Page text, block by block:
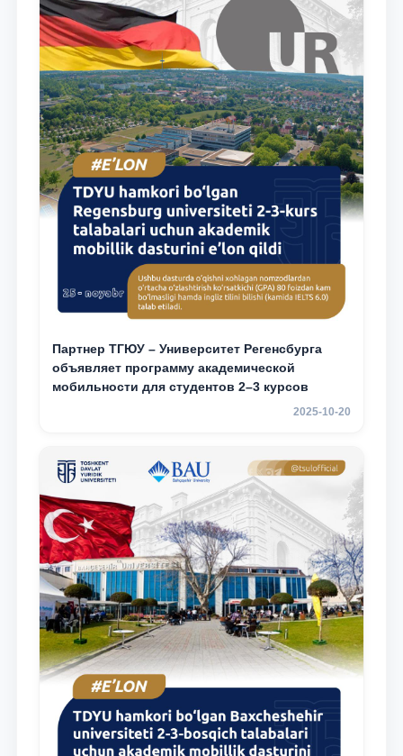
Партнер ТГЮУ – Университет Регенсбурга
объявляет программу академической
мобильности для студентов 2–3 курсов
2025-10-20